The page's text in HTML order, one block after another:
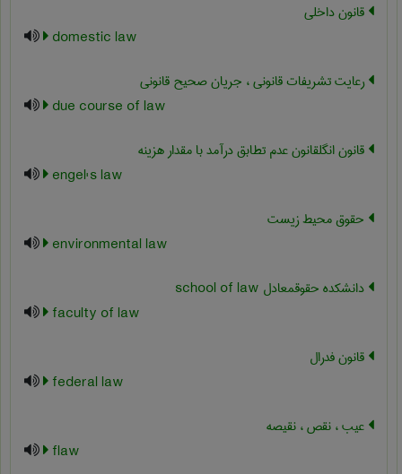
قانون داخلی
domestic law
رعایت تشریفات قانونی ، جریان صحیح قانونی
due course of law
قانون انگلقانون عدم تطابق درآمد با مقدار هزینه
engel's law
حقوق محیط زیست
environmental law
دانشکده حقوقمعادل ‎school of law
faculty of law
قانون فدرال
federal law
عیب ، نقص ، نقیصه
flaw